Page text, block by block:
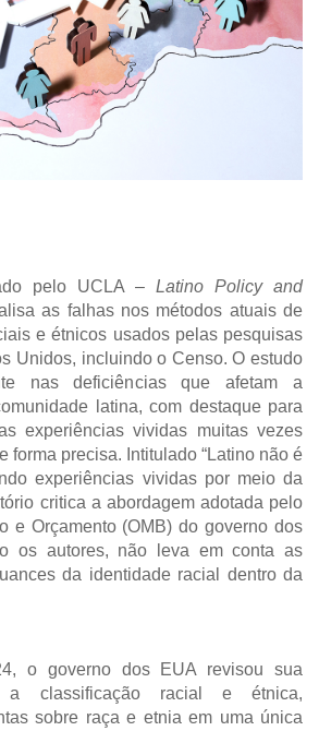
pelo UCLA – Latino Policy and
as falhas nos métodos atuais de
e étnicos usados pelas pesquisas
Unidos, incluindo o Censo. O estudo
nas deficiências que afetam a
latina, com destaque para
experiências vividas muitas vezes
forma precisa. Intitulado “Latino não é
experiências vividas por meio da
critica a abordagem adotada pelo
e Orçamento (OMB) do governo dos
os autores, não leva em conta as
da identidade racial dentro da
o governo dos EUA revisou sua
a classificação racial e étnica,
sobre raça e etnia em uma única